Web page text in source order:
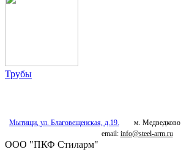
Трубы
Мытищи, ул. Благовещенская, д.19. м. Медведково
email: info@steel-arm.ru
ООО "ПКФ Стиларм"